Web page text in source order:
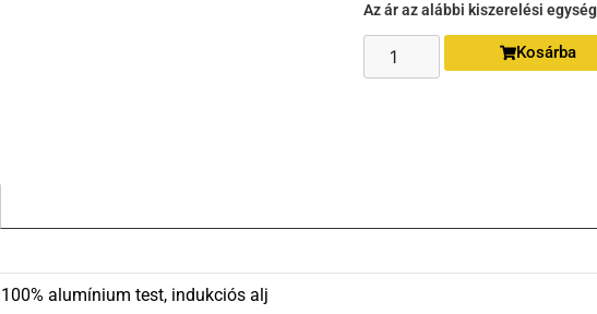
Az ár az alábbi kiszerelési
Kosárba
100% alumínium test, indukciós alj